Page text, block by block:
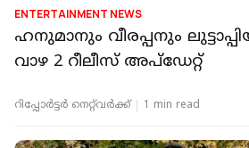
ENTERTAINMENT NEWS
ഹനുമാനും വീരപ്പനും
വാഴ 2 റീലീസ് അപ്ഡേറ്റ്
റിപ്പോർട്ടർ നെറ്റ്‌വര്‍ക്ക്‌ 1 min read